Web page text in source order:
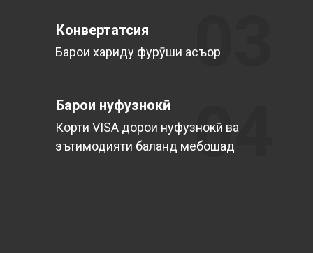
03
Конвертатсия
Барои хариду фурӯши асъор
04
Барои нуфузнокӣ
Корти VISA дорои нуфузнокӣ ва
эътимодияти баланд мебошад